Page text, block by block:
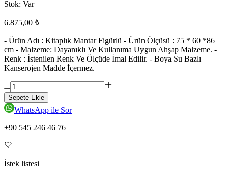
Stok: Var
6.875,00 ₺
- Ürün Adı : Kitaplık Mantar Figürlü - Ürün Ölçüsü : 75 * 60 *86
cm - Malzeme: Dayanıklı Ve Kullanıma Uygun Ahşap Malzeme. -
Renk : İstenilen Renk Ve Ölçüde İmal Edilir. - Boya Su Bazlı
Kanserojen Madde İçermez.
Sepete Ekle
WhatsApp ile Sor
+90 545 246 46 76
İstek listesi